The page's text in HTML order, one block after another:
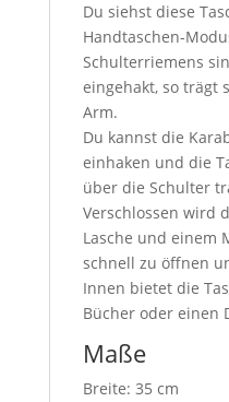
Du siehst diese
Handtaschen-
Schulterriemens
eingehakt, so trägt
Arm.
Du kannst die
einhaken und die
über die Schulter
Verschlossen wird
Lasche und einem
schnell zu öffnen
Innen bietet die
Bücher oder einen
Maße
Breite: 35 cm